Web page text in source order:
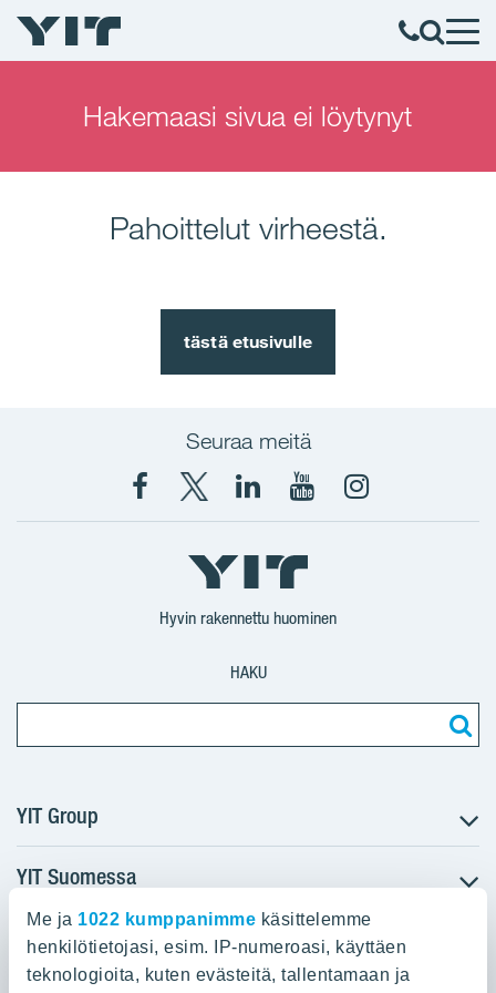
Me ja 1022 kumppanimme käsittelemme
henkilötietojasi, esim. IP-numeroasi, käyttäen
teknologioita, kuten evästeitä, tallentamaan ja
Hakemaasi sivua ei löytynyt
Pahoittelut virheestä.
tästä etusivulle
Seuraa meitä
Facebook
X
YIT
Suomi
YIT
Corporation
YIT
Corporation
Instagram
Hyvin rakennettu huominen
HAKU
YIT Group
Tietoa YIT:stä
Töihin meille
Sijoittajat
Projektit
YIT Suomessa
Myytävät asunnot
Vuokrattavat toimitilat
YIT:n pääkonttori
Panuntie 11, PL 36, 00620 Helsinki